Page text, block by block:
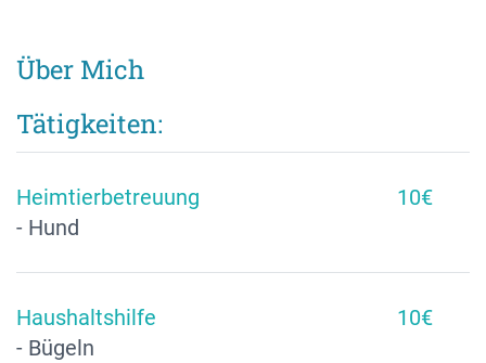
Über Mich
Tätigkeiten:
Heimtierbetreuung
- Hund
10€
Haushaltshilfe
- Bügeln
10€